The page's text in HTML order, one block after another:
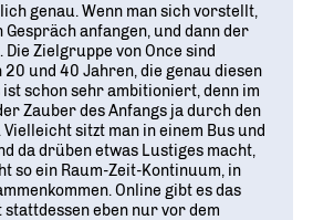
genau. Wenn man sich vorstellt,
Gespräch anfangen, und dann der
Zielgruppe von Once sind
20 und 40 Jahren, die genau diesen
ist schon sehr ambitioniert, denn im
Zauber des Anfangs ja durch den
sitzt man in einem Bus und
da drüben etwas Lustiges macht,
so ein Raum-Zeit-Kontinuum, in
Online gibt es das
stattdessen eben nur vor dem